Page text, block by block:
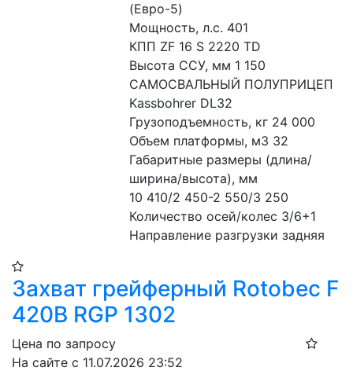
(Евро-5)
Мощность, л.с. 401
КПП ZF 16 S 2220 TD
Высота ССУ, мм 1 150
САМОСВАЛЬНЫЙ ПОЛУПРИЦЕП
Kassbohrer DL32
Грузоподъемность, кг 24 000
Объем платформы, м3 32
Габаритные размеры (длина/
ширина/высота), мм
10 410/2 450-2 550/3 250
Количество осей/колес 3/6+1
Направление разгрузки задняя
Захват грейферный Rotobec F
420B RGP 1302
Цена по запросу
На сайте с 11.07.2026 23:52